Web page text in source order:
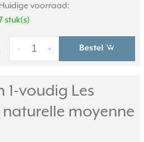
Huidige voorraad:
stuk(s)
+
- Bestel
1-voudig Les
moyenne